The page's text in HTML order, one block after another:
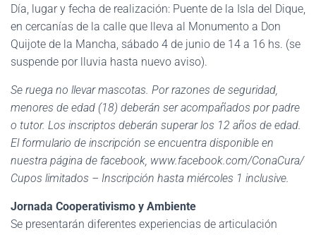
Día, lugar y fecha de realización: Puente de la Isla del Dique,
en cercanías de la calle que lleva al Monumento a Don
Quijote de la Mancha, sábado 4 de junio de 14 a 16 hs. (se
suspende por lluvia hasta nuevo aviso).
Se ruega no llevar mascotas. Por razones de seguridad,
menores de edad (18) deberán ser acompañados por padre
o tutor. Los inscriptos deberán superar los 12 años de edad.
El formulario de inscripción se encuentra disponible en
nuestra página de facebook, www.facebook.com/ConaCura/
Cupos limitados – Inscripción hasta miércoles 1 inclusive.
Jornada Cooperativismo y Ambiente
Se presentarán diferentes experiencias de articulación